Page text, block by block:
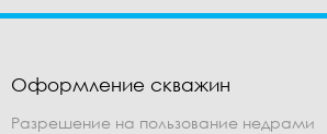
Оформление скважин
Разрешение на пользование недрами